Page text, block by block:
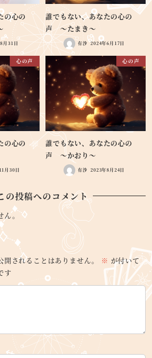
の心の
月31日
誰でもない、あなたの心の
声 ～たまき～
有沙 2024年6月17日
心の声
の心の
月30日
心の声
誰でもない、あなたの心の
声 ～かおり～
有沙 2023年8月24日
の投稿へのコメント
。
開されることはありません。 ※ が付いて
す